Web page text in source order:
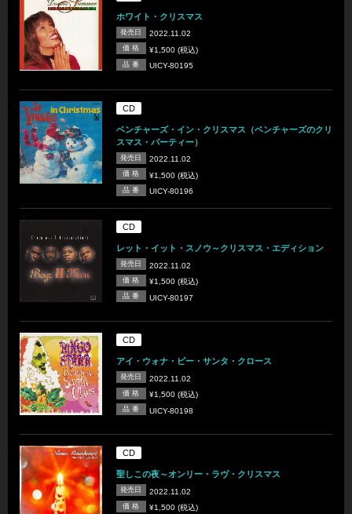
ホワイト・クリスマス
発売日 2022.11.02
価 格 ¥1,500 (税込)
品 番 UICY-80195
CD
ベンチャーズ・イン・クリスマス（ベンチャーズのクリ
スマス・パーティー）
発売日 2022.11.02
価 格 ¥1,500 (税込)
品 番 UICY-80196
CD
レット・イット・スノウ～クリスマス・エディション
発売日 2022.11.02
価 格 ¥1,500 (税込)
品 番 UICY-80197
CD
アイ・ウォナ・ビー・サンタ・クロース
発売日 2022.11.02
価 格 ¥1,500 (税込)
品 番 UICY-80198
CD
聖しこの夜～オンリー・ラヴ・クリスマス
発売日 2022.11.02
価 格 ¥1,500 (税込)